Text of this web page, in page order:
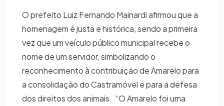
O prefeito Luiz Fernando Mainardi afirmou que a
homenagem é justa e histórica, sendo a primeira
vez que um veículo público municipal recebe o
nome de um servidor, simbolizando o
reconhecimento à contribuição de Amarelo para
a consolidação do Castramóvel e para a defesa
dos direitos dos animais. “O Amarelo foi uma